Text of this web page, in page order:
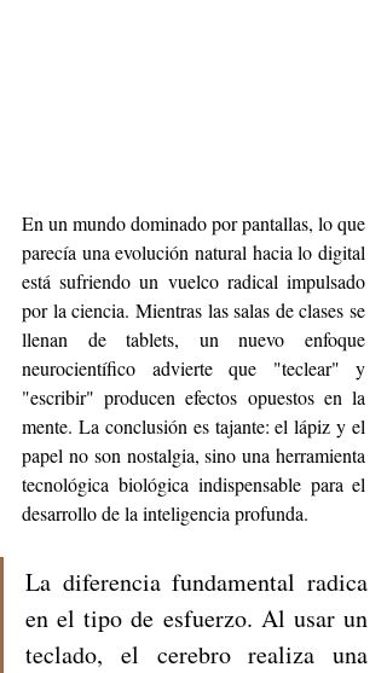
En un mundo dominado por pantallas, lo que
parecía una evolución natural hacia lo digital
está sufriendo un vuelco radical impulsado
por la ciencia. Mientras las salas de clases se
llenan de tablets, un nuevo enfoque
neurocientífico advierte que "teclear" y
"escribir" producen efectos opuestos en la
mente. La conclusión es tajante: el lápiz y el
papel no son nostalgia, sino una herramienta
tecnológica biológica indispensable para el
desarrollo de la inteligencia profunda.
La diferencia fundamental radica
en el tipo de esfuerzo. Al usar un
teclado, el cerebro realiza una